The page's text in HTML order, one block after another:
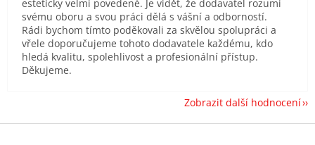
esteticky velmi povedené. Je vidět, že dodavatel rozumí
svému oboru a svou práci dělá s vášní a odborností.
Rádi bychom tímto poděkovali za skvělou spolupráci a
vřele doporučujeme tohoto dodavatele každému, kdo
hledá kvalitu, spolehlivost a profesionální přístup.
Děkujeme.
Zobrazit další hodnocení
Z